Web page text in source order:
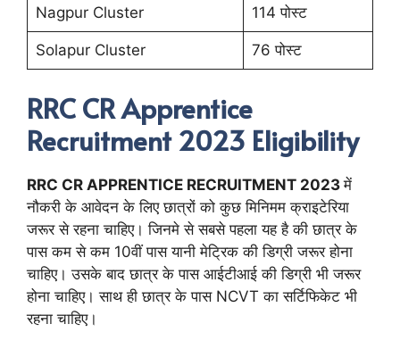
Nagpur Cluster 114 पोस्ट
Solapur Cluster 76 पोस्ट
RRC CR Apprentice
Recruitment 2023 Eligibility
RRC CR APPRENTICE RECRUITMENT 2023में
नौकरी के आवेदन के लिए छात्रों को कुछ मिनिमम क्राइटेरिया
जरूर से रहना चाहिए। जिनमे से सबसे पहला यह है की छात्र के
पास कम से कम 10वीं पास यानी मेट्रिक की डिग्री जरूर होना
चाहिए। उसके बाद छात्र के पास आईटीआई की डिग्री भी जरूर
होना चाहिए। साथ ही छात्र के पास NCVT का सर्टिफिकेट भी
रहना चाहिए।